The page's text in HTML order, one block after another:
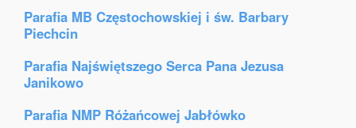
Parafia MB Częstochowskiej i św. Barbary
Piechcin
Parafia Najświętszego Serca Pana Jezusa
Janikowo
Parafia NMP Różańcowej Jabłówko